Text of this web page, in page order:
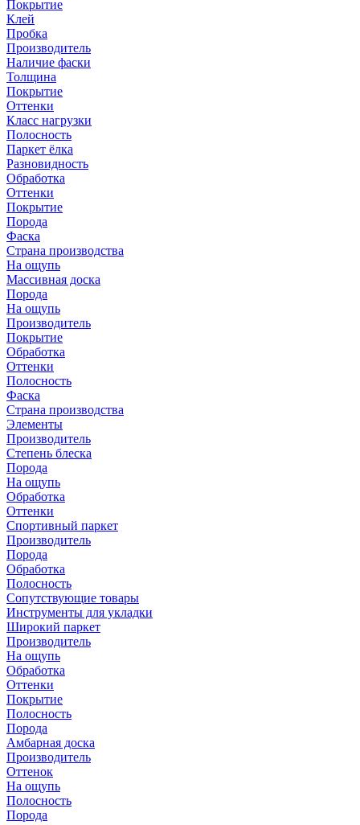
Покрытие
Клей
Пробка
Производитель
Наличие фаски
Толщина
Покрытие
Оттенки
Класс нагрузки
Полосность
Паркет ёлка
Разновидность
Обработка
Оттенки
Покрытие
Порода
Фаска
Страна производства
На ощупь
Массивная доска
Порода
На ощупь
Производитель
Покрытие
Обработка
Оттенки
Полосность
Фаска
Страна производства
Элементы
Производитель
Степень блеска
Порода
На ощупь
Обработка
Оттенки
Спортивный паркет
Производитель
Порода
Обработка
Полосность
Сопутствующие товары
Инструменты для укладки
Широкий паркет
Производитель
На ощупь
Обработка
Оттенки
Покрытие
Полосность
Порода
Амбарная доска
Производитель
Оттенок
На ощупь
Полосность
Порода